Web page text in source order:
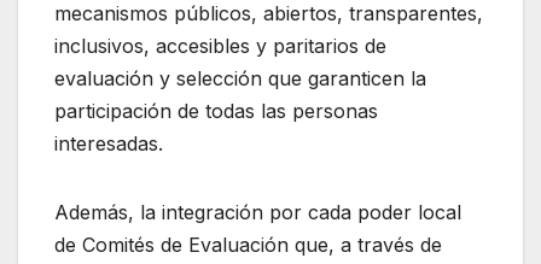
mecanismos públicos, abiertos, transparentes,
inclusivos, accesibles y paritarios de
evaluación y selección que garanticen la
participación de todas las personas
interesadas.
Además, la integración por cada poder local
de Comités de Evaluación que, a través de